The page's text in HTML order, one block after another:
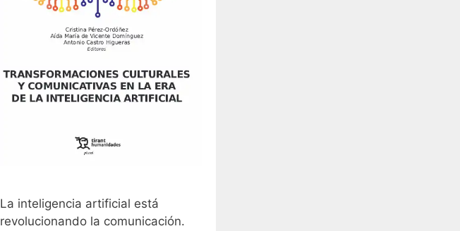
La inteligencia artificial está
revolucionando la comunicación.